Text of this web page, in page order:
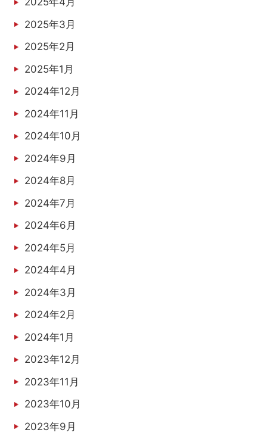
2025年3月
2025年2月
2025年1月
2024年12月
2024年11月
2024年10月
2024年9月
2024年8月
2024年7月
2024年6月
2024年5月
2024年4月
2024年3月
2024年2月
2024年1月
2023年12月
2023年11月
2023年10月
2023年9月